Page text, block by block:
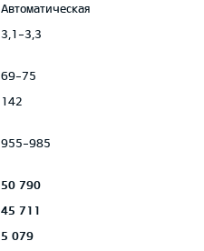
Автоматическая
3,1-3,3
69-75
142
955-985
50 790
45 711
5 079